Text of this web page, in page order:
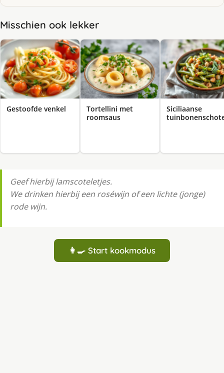
Misschien ook lekker
Gestoofde venkel
Tortellini met
roomsaus
Siciliaanse
Geef hierbij lamscoteletjes.
We drinken hierbij een roséwijn of een lichte (jonge)
rode wijn.
👩‍🍳 Start kookmodus